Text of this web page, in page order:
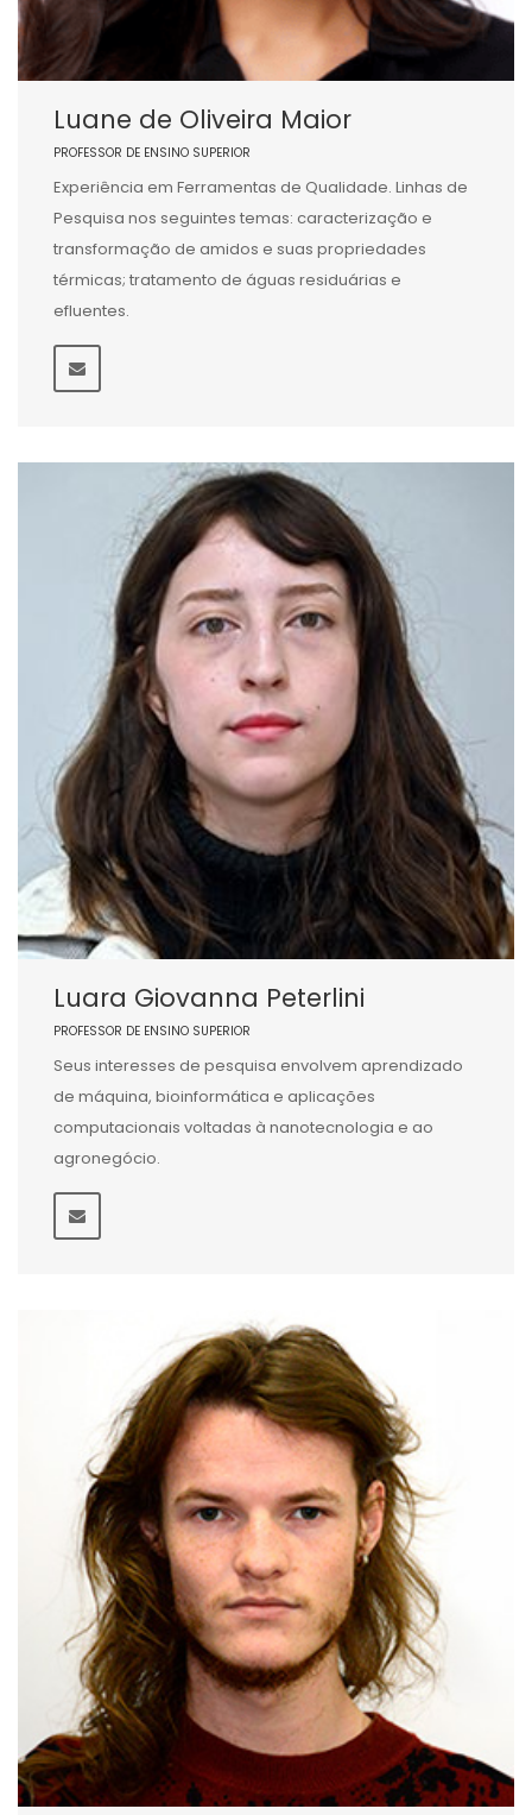
Luane de Oliveira Maior
PROFESSOR DE ENSINO SUPERIOR
Experiência em Ferramentas de Qualidade. Linhas de
Pesquisa nos seguintes temas: caracterização e
transformação de amidos e suas propriedades
térmicas; tratamento de águas residuárias e
efluentes.
Luara Giovanna Peterlini
PROFESSOR DE ENSINO SUPERIOR
Seus interesses de pesquisa envolvem aprendizado
de máquina, bioinformática e aplicações
computacionais voltadas à nanotecnologia e ao
agronegócio.